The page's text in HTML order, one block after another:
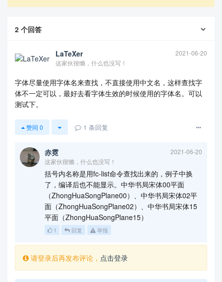
2 个回答
LaTeXer
2021-06-20
这家伙很懒，什么也没写！
字体尽量使用字体名来查找，不直接使用中文名，这样查找字
体不一定可以，最好去看字体生效的时候使用的字体名。可以
测试下。
赞同 0 1 条回复
赤霓
2021-06-20
这家伙很懒，什么也没写！
括号内名称是用fc-list命令查找出来的，例子中换
了，编译后也不能显示。中华书局宋体00平面
（ZhongHuaSongPlane00）、中华书局宋体02平
面（ZhongHuaSongPlane02）、中华书局宋体15
平面（ZhongHuaSongPlane15）
1 回复 举报
请登录后再发布评论， 点击登录